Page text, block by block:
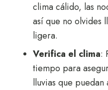
clima cálido, las
así que no olvides
ligera.
Verifica el clima:
tiempo para
lluvias que